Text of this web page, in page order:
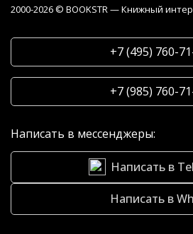
2000-2026 © BOOKSTR — Книжный
+7 (495) 760-
+7 (985) 760-
Написать в мессенджеры:
Написать в
Написать в